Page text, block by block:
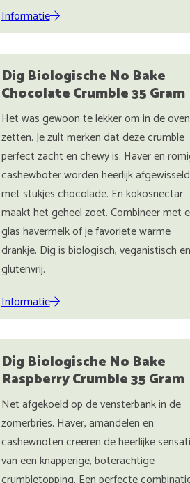
Informatie
Dig Biologische No Bake
Chocolate Crumble 35 Gram
Het was gewoon te lekker om in de
zetten. Je zult merken dat deze crumble
perfect zacht en chewy is. Haver en
cashewboter worden heerlijk afgewisseld
met stukjes chocolade. En kokosnectar
maakt het geheel zoet. Combineer met
glas havermelk of je favoriete warme
drankje. Dig is biologisch, veganistisch en
glutenvrij.
Informatie
Dig Biologische No Bake
Raspberry Crumble 35 Gram
Net afgekoeld op de vensterbank in de
zomerbries. Haver, amandelen en
cashewnoten creëren de heerlijke
van een knapperige, boterachtige